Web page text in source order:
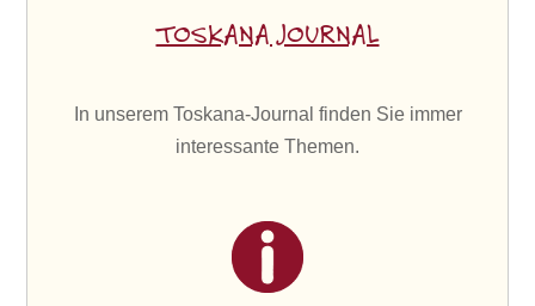
TOSKANA JOURNAL
In unserem Toskana-Journal finden Sie immer
interessante Themen.